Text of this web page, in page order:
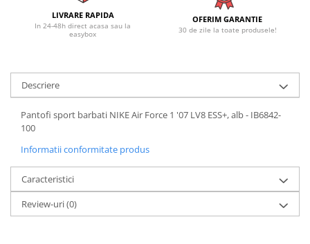
LIVRARE RAPIDA
In 24-48h direct acasa sau la
easybox
OFERIM GARANTIE
30 de zile la toate produsele!
Descriere
Pantofi sport barbati NIKE Air Force 1 '07 LV8 ESS+, alb - IB6842-
100
Informatii conformitate produs
Caracteristici
Review-uri(0)